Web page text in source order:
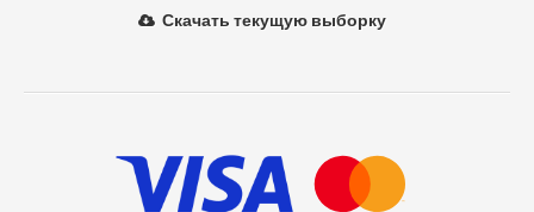
Скачать текущую выборку